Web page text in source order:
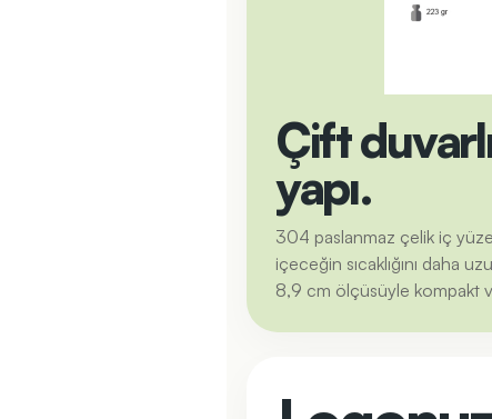
Çift
yapı.
304 paslanmaz çelik iç
içeceğin sıcaklığını daha
8,9 cm ölçüsüyle kompakt